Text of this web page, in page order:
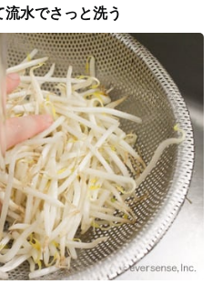
水でさっと洗う